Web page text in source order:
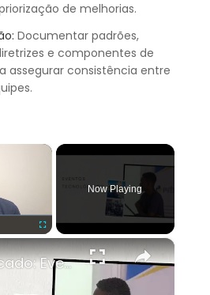
de melhorias.
Documentar padrões,
e componentes de
assegurar consistência entre
×
Fullscreen
Now Playing
×
Comunicado: Eventos tecnológicos #tech #joaofuti #usandopython